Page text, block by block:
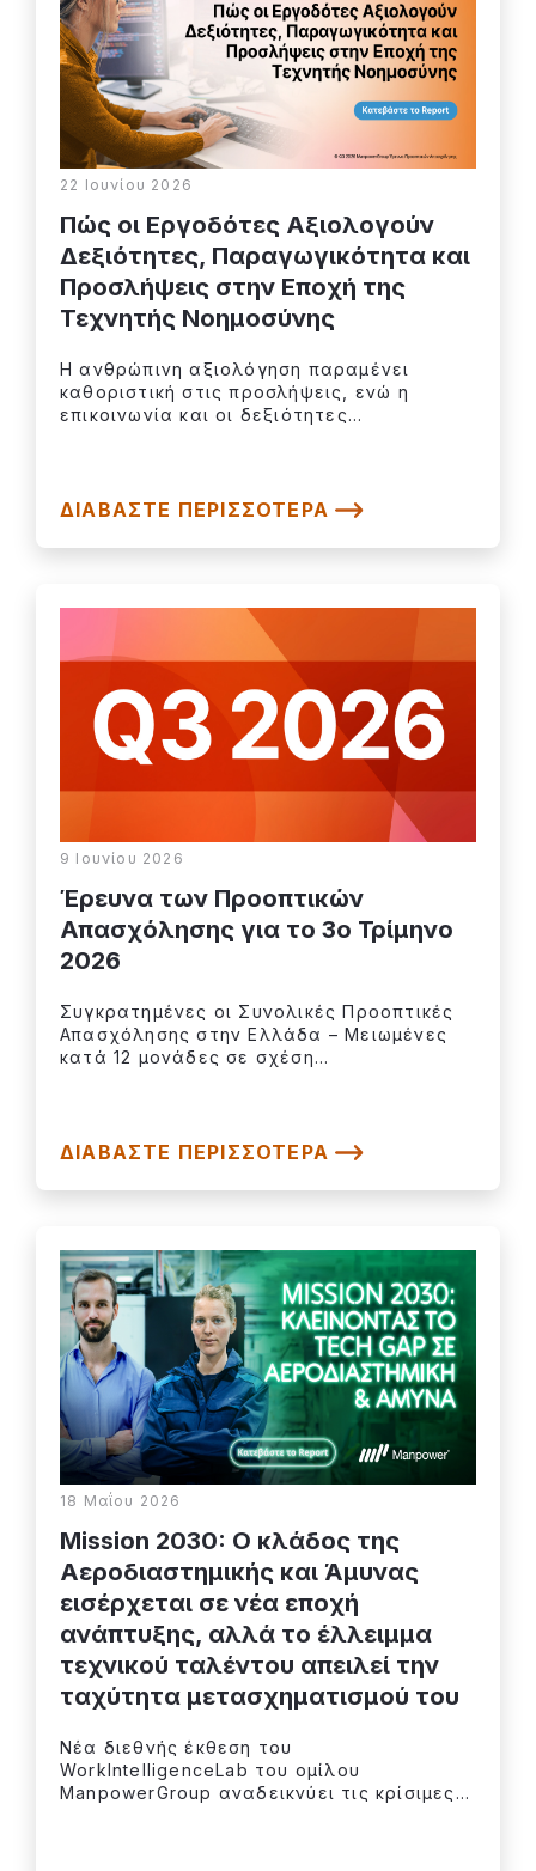
22 Ιουνίου 2026
Πώς οι Εργοδότες Αξιολογούν
Δεξιότητες, Παραγωγικότητα και
Προσλήψεις στην Εποχή της
Τεχνητής Νοημοσύνης
Η ανθρώπινη αξιολόγηση παραμένει
καθοριστική στις προσλήψεις, ενώ η
επικοινωνία και οι δεξιότητες...
ΔΙΑΒΆΣΤΕ ΠΕΡΙΣΣΌΤΕΡΑ
9 Ιουνίου 2026
Έρευνα των Προοπτικών
Απασχόλησης για το 3o Τρίμηνο
2026
Συγκρατημένες οι Συνολικές Προοπτικές
Απασχόλησης στην Ελλάδα – Μειωμένες
κατά 12 μονάδες σε σχέση...
ΔΙΑΒΆΣΤΕ ΠΕΡΙΣΣΌΤΕΡΑ
18 Μαΐου 2026
Mission 2030: Ο κλάδος της
Αεροδιαστημικής και Άμυνας
εισέρχεται σε νέα εποχή
ανάπτυξης, αλλά το έλλειμμα
τεχνικού ταλέντου απειλεί την
ταχύτητα μετασχηματισμού του
Νέα διεθνής έκθεση του
WorkIntelligenceLab του ομίλου
ManpowerGroup αναδεικνύει τις κρίσιμες...